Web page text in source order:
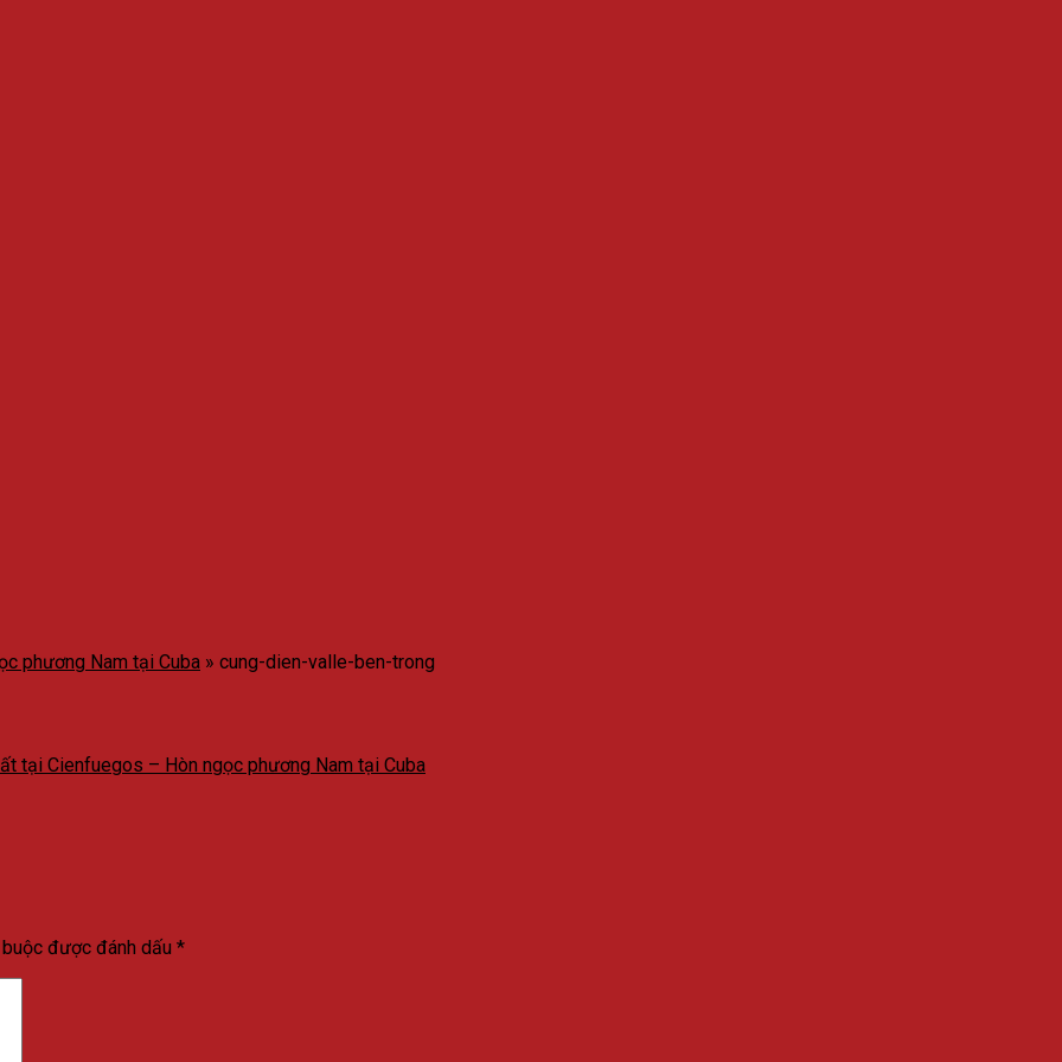
phương Nam tại Cuba » cung-dien-valle-ben-trong
tại Cienfuegos – Hòn ngọc phương Nam tại Cuba
được đánh dấu *